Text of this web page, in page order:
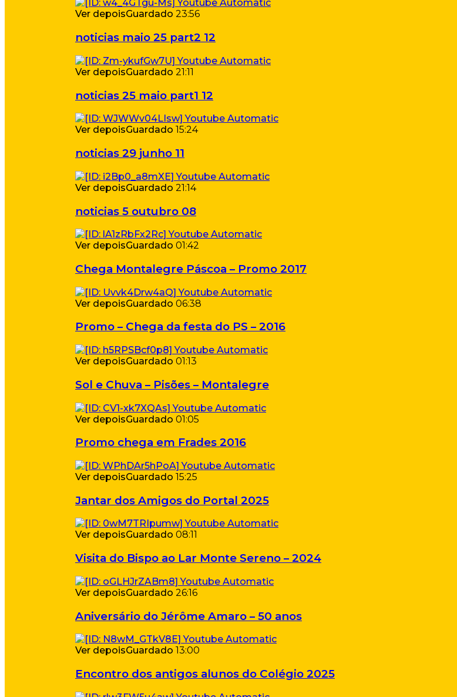
Ver depoisGuardado 23:56
noticias maio 25 part2 12
Ver depoisGuardado 21:11
noticias 25 maio part1 12
Ver depoisGuardado 15:24
noticias 29 junho 11
Ver depoisGuardado 21:14
noticias 5 outubro 08
Ver depoisGuardado 01:42
Chega Montalegre Páscoa – Promo 2017
Ver depoisGuardado 06:38
Promo – Chega da festa do PS – 2016
Ver depoisGuardado 01:13
Sol e Chuva – Pisões – Montalegre
Ver depoisGuardado 01:05
Promo chega em Frades 2016
Ver depoisGuardado 15:25
Jantar dos Amigos do Portal 2025
Ver depoisGuardado 08:11
Visita do Bispo ao Lar Monte Sereno – 2024
Ver depoisGuardado 26:16
Aniversário do Jérôme Amaro – 50 anos
Ver depoisGuardado 13:00
Encontro dos antigos alunos do Colégio 2025